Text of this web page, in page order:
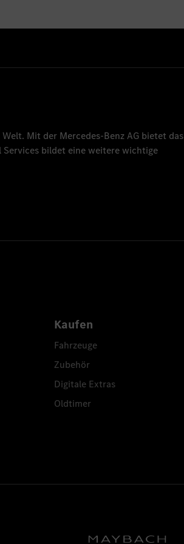
Mit der Mercedes-Benz AG bietet das
Services bildet eine weitere wichtige
Kaufen
Fahrzeuge
Zubehör
Digitale Extras
Oldtimer